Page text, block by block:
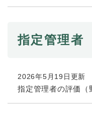
指定管理者
2026年5月19日更新
指定管理者の評価（